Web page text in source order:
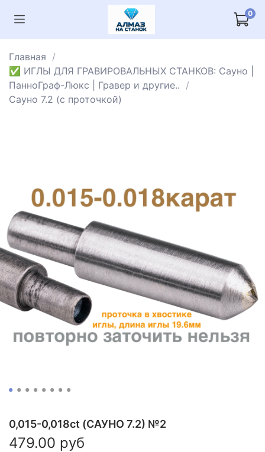
0
Главная
✅ ИГЛЫ ДЛЯ ГРАВИРОВАЛЬНЫХ СТАНКОВ: Сауно |
ПанноГраф-Люкс | Гравер и другие..
Сауно 7.2 (с проточкой)
0,015-0,018ct (САУНО 7.2) №2
479.00 руб